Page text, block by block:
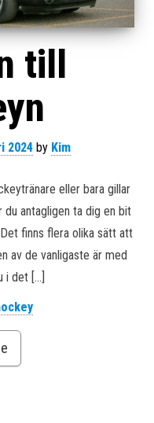
till
2024by Kim
eller bara gillar
antagligen ta dig en bit
finns flera olika sätt att
av de vanligaste är med
i det […]